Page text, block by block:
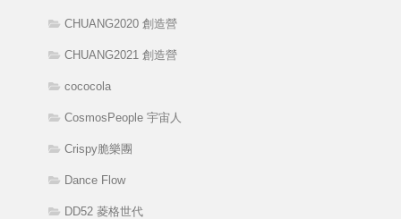
CHUANG2020 創造營
CHUANG2021 創造營
cococola
CosmosPeople 宇宙人
Crispy脆樂團
Dance Flow
DD52 菱格世代